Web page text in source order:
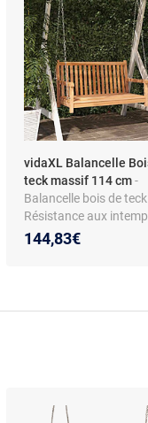
vidaXL Balancelle
teck massif 114 cm-
Balancelle bois de teck
Résistance aux
Assise ergonomique -
x 64 cm
144,83€